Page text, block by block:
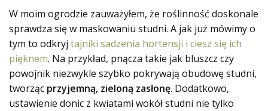
W moim ogrodzie zauważyłem, że roślinność doskonale
sprawdza się w maskowaniu studni. A jak już mówimy o
tym to odkryj tajniki sadzenia hortensji i ciesz się ich
pięknem. Na przykład, pnącza takie jak bluszcz czy
powojnik niezwykle szybko pokrywają obudowę studni,
tworząc przyjemną, zieloną zasłonę. Dodatkowo,
ustawienie donic z kwiatami wokół studni nie tylko